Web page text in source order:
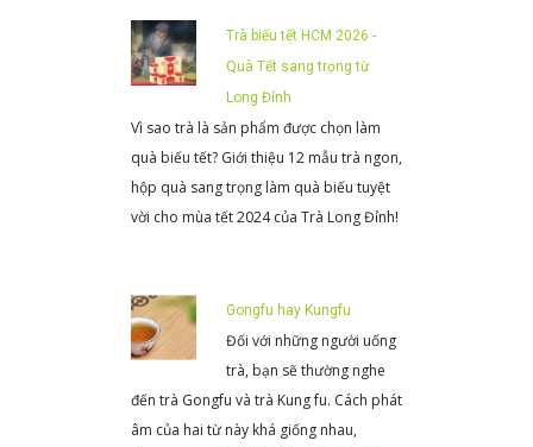
Trà biếu tết HCM 2026 -
Quà Tết sang trọng từ
Long Đỉnh
Vì sao trà là sản phẩm được chọn làm
quà biếu tết? Giới thiệu 12 mẫu trà ngon,
hộp quà sang trọng làm quà biếu tuyệt
vời cho mùa tết 2024 của Trà Long Đỉnh!
Gongfu hay Kungfu
Đối với những người uống
trà, bạn sẽ thường nghe
đến trà Gongfu và trà Kung fu. Cách phát
âm của hai từ này khá giống nhau,